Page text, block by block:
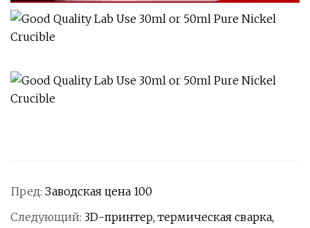
Пред: Заводская цена 100
Следующий: 3D-принтер, термическая сварка,